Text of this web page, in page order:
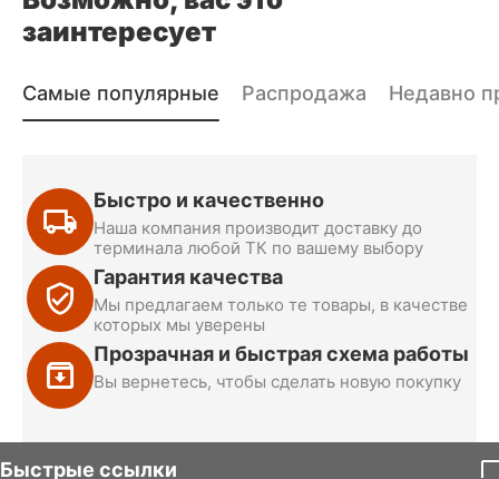
заинтересует
Самые популярные Распродажа Недавно
Быстро и качественно
Наша компания производит доставку до
терминала любой ТК по вашему выбору
Гарантия качества
Мы предлагаем только те товары, в качестве
которых мы уверены
Прозрачная и быстрая схема работы
Вы вернетесь, чтобы сделать новую покупку
Быстрые ссылки